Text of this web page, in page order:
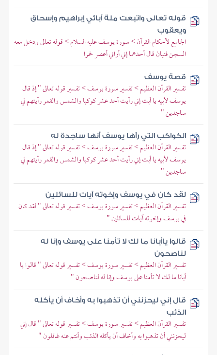
قوله تعالى واتبعت ملة آبائي إبراهيم وإسحاق
ويعقوب
الجامع لأحكام القرآن > سورة يوسف عليه السلام > قوله تعالى ودخل معه
السجن فتيان قال أحدهما إني أراني أعصر خمرا
قصة يوسف
تفسير القرآن العظيم > تفسير سورة يوسف > تفسير قوله تعالى " إذ قال
يوسف لأبيه يا أبت إني رأيت أحد عشر كوكبا والشمس والقمر رأيتهم لي
ساجدين "
الكواكب التي رآها يوسف أنها ساجدة له
تفسير القرآن العظيم > تفسير سورة يوسف > تفسير قوله تعالى " إذ قال
يوسف لأبيه يا أبت إني رأيت أحد عشر كوكبا والشمس والقمر رأيتهم لي
ساجدين "
لقد كان في يوسف وإخوته آيات للسائلين
تفسير القرآن العظيم > تفسير سورة يوسف > تفسير قوله تعالى " لقد كان
في يوسف وإخوته آيات للسائلين "
قالوا ياأبانا ما لك لا تأمنا على يوسف وإنا له
لناصحون
تفسير القرآن العظيم > تفسير سورة يوسف > تفسير قوله تعالى " قالوا يا
أبانا ما لك لا تأمنا على يوسف وإنا له لناصحون "
قال إني ليحزنني أن تذهبوا به وأخاف أن يأكله
الذئب
تفسير القرآن العظيم > تفسير سورة يوسف > تفسير قوله تعالى " قال إني
ليحزنني أن تذهبوا به وأخاف أن يأكله الذئب وأنتم عنه غافلون "